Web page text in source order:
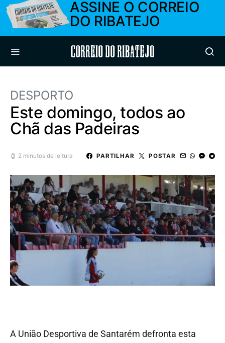
ASSINE O CORREIO
DO RIBATEJO
Correio do Ribatejo
DESPORTO
Este domingo, todos ao
Chã das Padeiras
2 minutos de leitura PARTILHAR POSTAR
A União Desportiva de Santarém defronta esta